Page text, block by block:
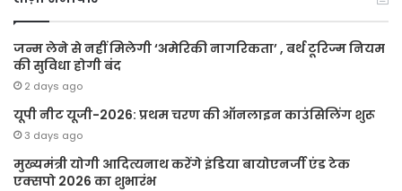
जन्म लेने से नहीं मिलेगी ‘अमेरिकी नागरिकता’ , बर्थ टूरिज्म नियम
की सुविधा होगी बंद
2 days ago
यूपी नीट यूजी-2026: प्रथम चरण की ऑनलाइन काउंसिलिंग शुरू
3 days ago
मुख्यमंत्री योगी आदित्यनाथ करेंगे इंडिया बायोएनर्जी एंड टेक
एक्सपो 2026 का शुभारंभ